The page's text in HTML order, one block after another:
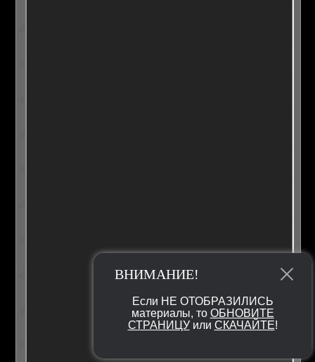
ВНИМАНИЕ!
Если НЕ ОТОБРАЗИЛИСЬ
материалы, то ОБНОВИТЕ
СТРАНИЦУ или СКАЧАЙТЕ!